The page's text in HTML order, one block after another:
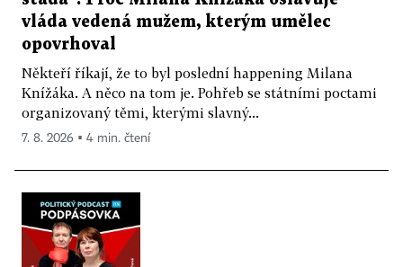
vláda vedená mužem, kterým umělec
opovrhoval
Někteří říkají, že to byl poslední happening Milana
Knížáka. A něco na tom je. Pohřeb se státními poctami
organizovaný těmi, kterými slavný...
7. 8. 2026 ▪ 4 min. čtení